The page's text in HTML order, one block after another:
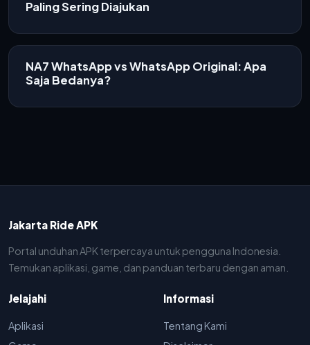
Paling Sering Diajukan
NA7 WhatsApp vs WhatsApp Original: Apa
Saja Bedanya?
Jakarta Ride APK
Portal unduhan APK terpercaya untuk pengguna Indonesia.
Temukan aplikasi, game, dan panduan terbaru dengan aman.
Jelajahi
Aplikasi
Informasi
Tentang Kami